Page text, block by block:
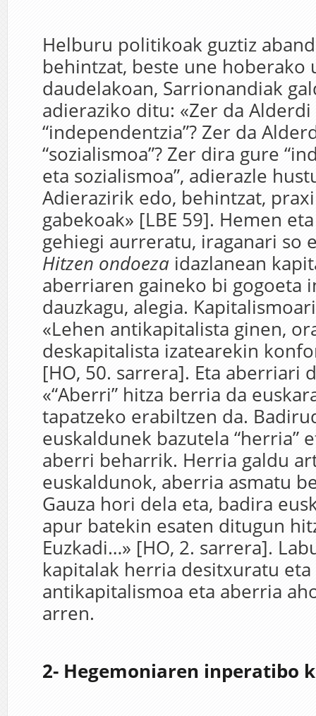
Helburu politikoak guztiz
behintzat, beste une hoberako
daudelakoan, Sarrionandiak
adieraziko ditu: «Zer da
“independentzia”? Zer da
“sozialismoa”? Zer dira gure
eta sozialismoa”, adierazle
Adierazirik edo, behintzat,
gabekoak» [LBE 59]. Hemen
gehiegi aurreratu, iraganari so
Hitzen ondoeza idazlanean
aberriaren gaineko bi gogoeta
dauzkagu, alegia.
«Lehen antikapitalista ginen,
deskapitalista izatearekin
[HO, 50. sarrera]. Eta aberriari
«“Aberri” hitza berria da
tapatzeko erabiltzen da.
euskaldunek bazutela “herria”
aberri beharrik. Herria galdu
euskaldunok, aberria asmatu
Gauza hori dela eta, badira
apur batekin esaten ditugun
Euzkadi…» [HO, 2. sarrera].
kapitalak herria desitxuratu eta
antikapitalismoa eta aberria
arren.
2- Hegemoniaren inperatibo